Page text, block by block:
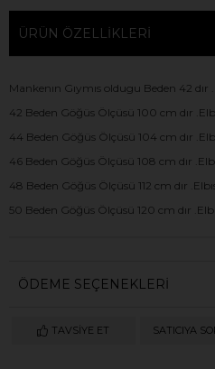
ÜRÜN ÖZELLIKLERI
Mankenın Gıymıs oldugu Beden 42 dır
42 Beden Göğüs Ölçüsü 100 cm dır
44 Beden Göğüs Ölçüsü 104 cm dır
46 Beden Göğüs Ölçüsü 108 cm dır
48 Beden Göğüs Ölçüsü 112 cm dır
50 Beden Göğüs Ölçüsü 120 cm dır
ÖDEME SEÇENEKLERI
TAVSIYE ET SATICIYA